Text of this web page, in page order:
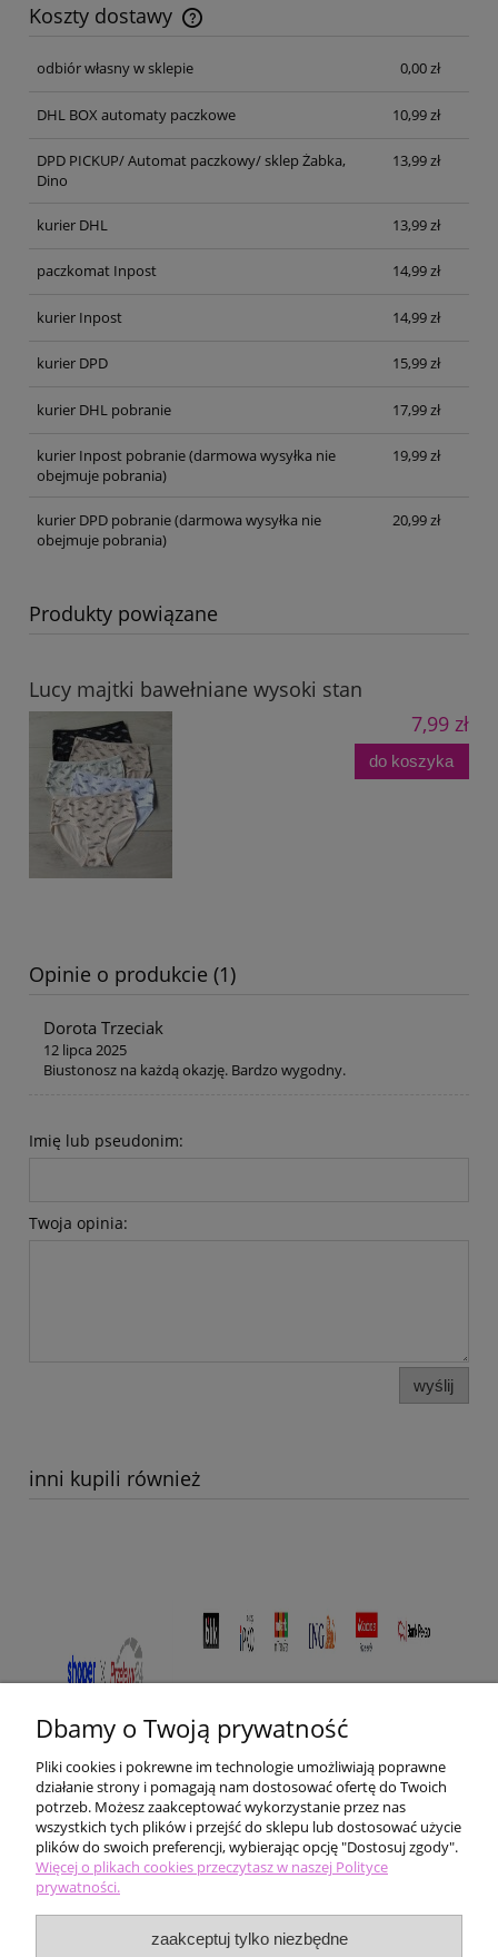
Koszty dostawy
Cena nie zawiera ewentualnych kosztów płatności
odbiór własny w sklepie
0,00 zł
DHL BOX automaty paczkowe 10,99 zł
DPD PICKUP/ Automat paczkowy/ sklep Żabka,
Dino
13,99 zł
kurier DHL 13,99 zł
paczkomat Inpost 14,99 zł
kurier Inpost 14,99 zł
kurier DPD 15,99 zł
kurier DHL pobranie 17,99 zł
kurier Inpost pobranie(darmowa wysyłka nie
obejmuje pobrania)
19,99 zł
kurier DPD pobranie(darmowa wysyłka nie
obejmuje pobrania)
20,99 zł
Produkty powiązane
Lucy majtki bawełniane wysoki stan
7,99 zł
do koszyka
Opinie o produkcie (1)
Dorota Trzeciak
12 lipca 2025
Biustonosz na każdą okazję. Bardzo wygodny.
Imię lub pseudonim:
Twoja opinia:
wyślij
inni kupili również
Pomoc
Moje konto
Dbamy o Twoją prywatność
Pliki cookies i pokrewne im technologie umożliwiają poprawne
działanie strony i pomagają nam dostosować ofertę do Twoich
potrzeb. Możesz zaakceptować wykorzystanie przez nas
wszystkich tych plików i przejść do sklepu lub dostosować użycie
plików do swoich preferencji, wybierając opcję "Dostosuj zgody".
Więcej o plikach cookies przeczytasz w naszej Polityce
prywatności.
zaakceptuj tylko niezbędne